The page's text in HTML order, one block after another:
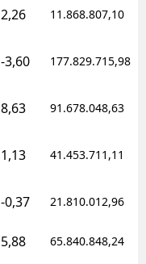
2,26 11.868.807,10
-3,60 177.829.715,98
8,63 91.678.048,63
1,13 41.453.711,11
-0,37 21.810.012,96
5,88 65.840.848,24